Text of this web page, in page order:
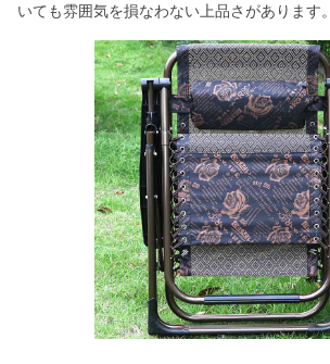
いても雰囲気を損なわない上品さがあります。